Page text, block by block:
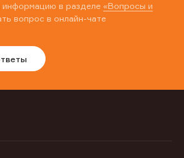
в разделе «Вопросы и
вопрос в онлайн-чате